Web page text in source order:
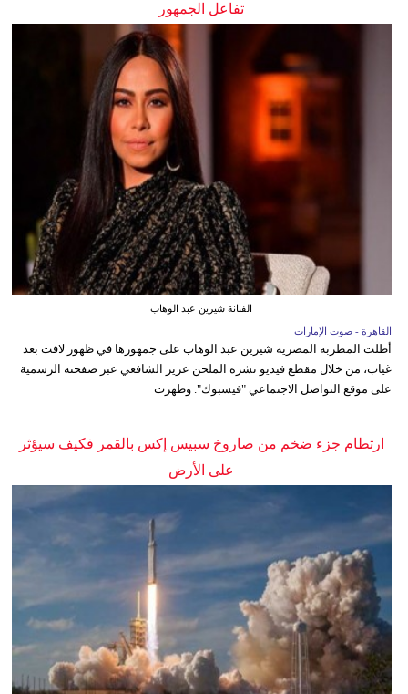
تفاعل الجمهور
الفنانة شيرين عبد الوهاب
القاهرة - صوت الإمارات
أطلت المطربة المصرية شيرين عبد الوهاب على جمهورها في ظهور لافت بعد
غياب، من خلال مقطع فيديو نشره الملحن عزيز الشافعي عبر صفحته الرسمية
على موقع التواصل الاجتماعي "فيسبوك". وظهرت
ارتطام جزء ضخم من صاروخ سبيس إكس بالقمر فكيف سيؤثر
على الأرض